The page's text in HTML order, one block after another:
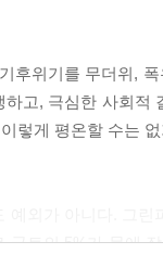
후위기를 무더위,
고, 극심한 사회
렇게 평온할 수는
국토의 5%가 물에